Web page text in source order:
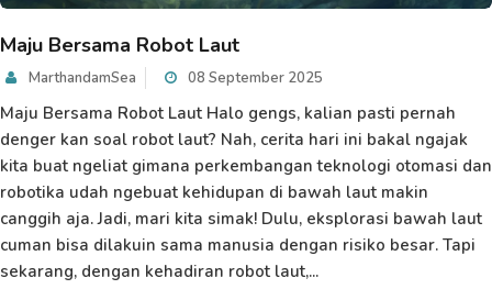
Maju Bersama Robot Laut
MarthandamSea 08 September 2025
Maju Bersama Robot Laut Halo gengs, kalian pasti pernah
denger kan soal robot laut? Nah, cerita hari ini bakal ngajak
kita buat ngeliat gimana perkembangan teknologi otomasi dan
robotika udah ngebuat kehidupan di bawah laut makin
canggih aja. Jadi, mari kita simak! Dulu, eksplorasi bawah laut
cuman bisa dilakuin sama manusia dengan risiko besar. Tapi
sekarang, dengan kehadiran robot laut,...